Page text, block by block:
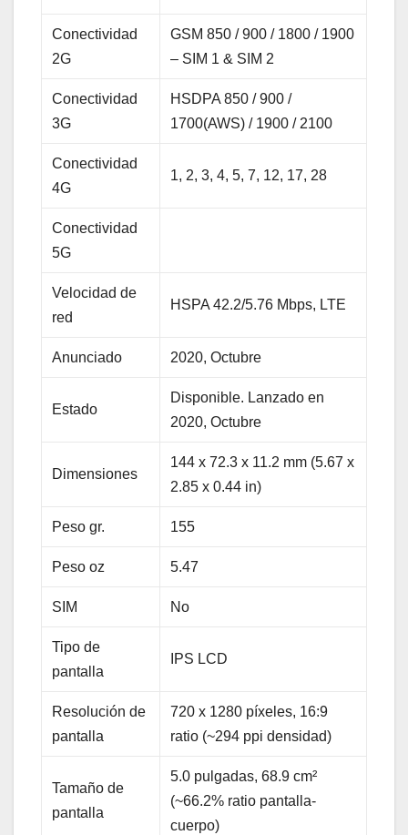
Conectividad
2G
GSM 850 / 900 / 1800 / 1900
– SIM 1 & SIM 2
Conectividad
3G
HSDPA 850 / 900 /
1700(AWS) / 1900 / 2100
Conectividad
4G
1, 2, 3, 4, 5, 7, 12, 17, 28
Conectividad
5G
Velocidad de
red
HSPA 42.2/5.76 Mbps, LTE
Anunciado 2020, Octubre
Estado
Disponible. Lanzado en
2020, Octubre
Dimensiones
144 x 72.3 x 11.2 mm (5.67 x
2.85 x 0.44 in)
Peso gr. 155
Peso oz 5.47
SIM No
Tipo de
pantalla
IPS LCD
Resolución de
pantalla
720 x 1280 píxeles, 16:9
ratio (~294 ppi densidad)
Tamaño de
pantalla
5.0 pulgadas, 68.9 cm²
(~66.2% ratio pantalla-
cuerpo)